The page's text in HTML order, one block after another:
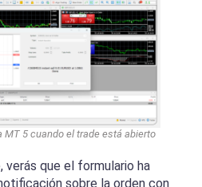
MT 5 cuando el trade está abierto
que el formulario ha
sobre la orden con